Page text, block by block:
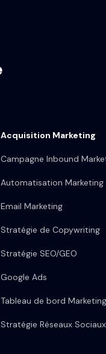
Acquisition Marketing
Campagne Inbound
Automatisation Marketing
Email Marketing
Stratégie de Copywriting
Stratégie SEO/GEO
Google Ads
Tableau de bord Marketing
Stratégie Réseaux Sociaux